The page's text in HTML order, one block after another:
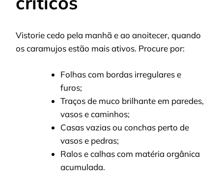
Vistorie cedo pela manhã e ao anoitecer, quando
os caramujos estão mais ativos. Procure por:
Folhas com bordas irregulares e
furos;
Traços de muco brilhante em paredes,
vasos e caminhos;
Casas vazias ou conchas perto de
vasos e pedras;
Ralos e calhas com matéria orgânica
acumulada.